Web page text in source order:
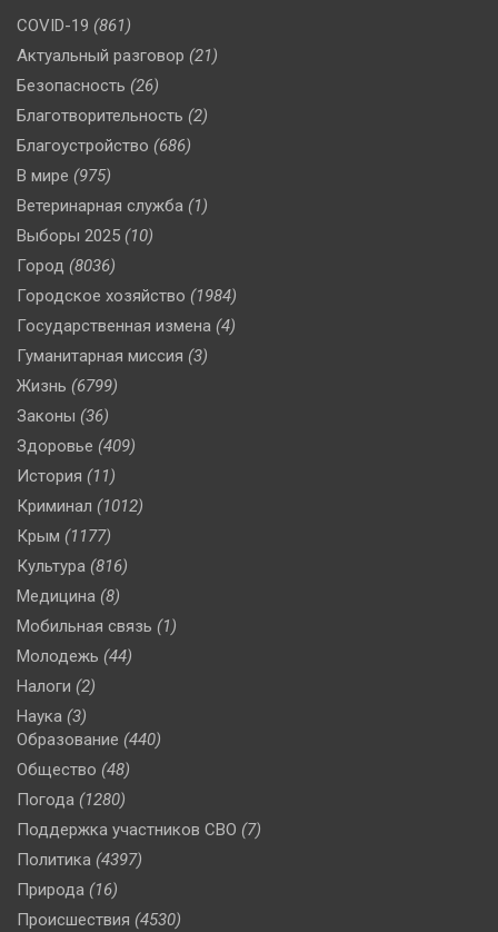
COVID-19 (861)
Актуальный разговор (21)
Безопасность (26)
Благотворительность (2)
Благоустройство (686)
В мире (975)
Ветеринарная служба (1)
Выборы 2025 (10)
Город (8036)
Городское хозяйство (1984)
Государственная измена (4)
Гуманитарная миссия (3)
Жизнь (6799)
Законы (36)
Здоровье (409)
История (11)
Криминал (1012)
Крым (1177)
Культура (816)
Медицина (8)
Мобильная связь (1)
Молодежь (44)
Налоги (2)
Наука (3)
Образование (440)
Общество (48)
Погода (1280)
Поддержка участников СВО (7)
Политика (4397)
Природа (16)
Происшествия (4530)